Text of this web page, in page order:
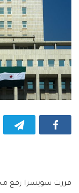
قررت سويسرا رفع